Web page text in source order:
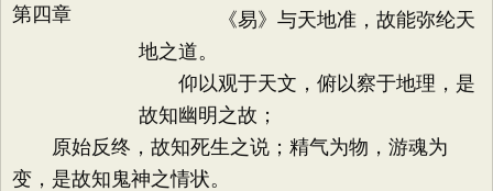
《易》与天地准，故能弥纶天
地之道。
仰以观于天文，俯以察于地理，是
故知幽明之故；
原始反终，故知死生之说；精气为物，游魂为
变，是故知鬼神之情状。